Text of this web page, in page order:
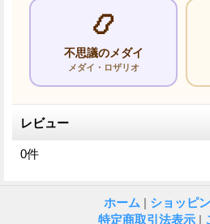
📿
不思議のメダイ
メダイ・ロザリオ
レビュー
0件
ホーム | ショッピ
特定商取引法表示 |